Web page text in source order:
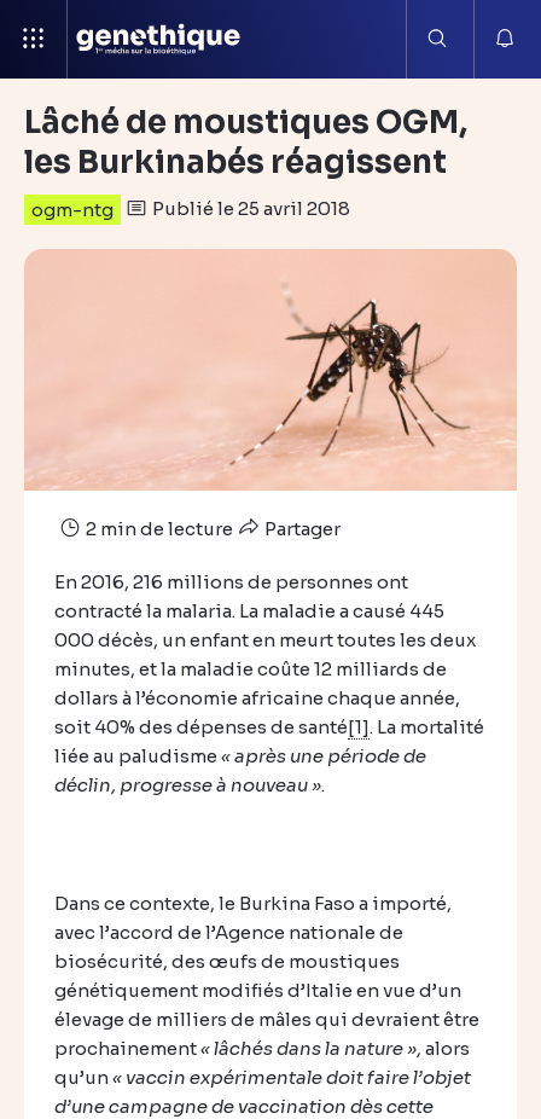
Lâché de moustiques OGM,
les Burkinabés réagissent
ogm-ntg Publié le 25 avril 2018
2 min de lecture Partager
En 2016, 216 millions de personnes ont
contracté la malaria. La maladie a causé 445
000 décès, un enfant en meurt toutes les deux
minutes, et la maladie coûte 12 milliards de
dollars à l’économie africaine chaque année,
soit 40% des dépenses de santé[1]. La mortalité
liée au paludisme « après une période de
déclin, progresse à nouveau ».
Dans ce contexte, le Burkina Faso a importé,
avec l’accord de l’Agence nationale de
biosécurité, des œufs de moustiques
génétiquement modifiés d’Italie en vue d’un
élevage de milliers de mâles qui devraient être
prochainement« lâchés dans la nature », alors
qu’un« vaccin expérimentale doit faire l’objet
d’une campagne de vaccination dès cette